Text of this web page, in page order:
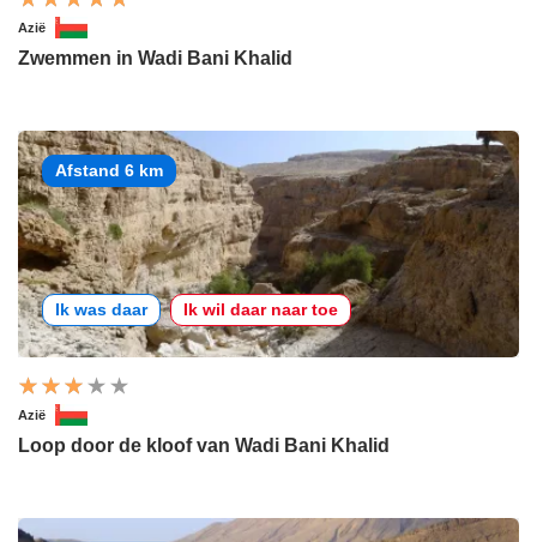
Azië
Zwemmen in Wadi Bani Khalid
Afstand 6 km
Ik was daar Ik wil daar naar toe
Azië
Loop door de kloof van Wadi Bani Khalid